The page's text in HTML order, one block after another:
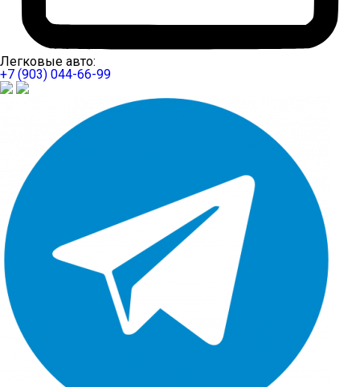
Легковые авто:
+7 (903) 044-66-99